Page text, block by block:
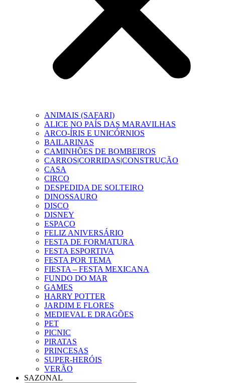
ANIMAIS (SAFARI)
ALICE NO PAÍS DAS MARAVILHAS
ARCO-ÍRIS E UNICÓRNIOS
BAILARINAS
CAMINHÕES DE BOMBEIROS
CARROS|CORRIDAS|CONSTRUÇÃO
CASA
CIRCO
DESPEDIDA DE SOLTEIRO
DINOSSAURO
DISCO
DISNEY
ESPAÇO
FELIZ ANIVERSÁRIO
FESTA DE FORMATURA
FESTA ESPORTIVA
FESTA POR TEMA
FIESTA – FESTA MEXICANA
FUNDO DO MAR
GAMES
HARRY POTTER
JARDIM E FLORES
MEDIEVAL E DRAGÕES
PET
PICNIC
PIRATAS
PRINCESAS
SUPER-HERÓIS
VERÃO
SAZONAL